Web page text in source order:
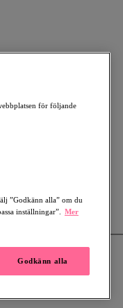
för följande
”Godkänn alla” om du
inställningar”.
Mer
Godkänn alla